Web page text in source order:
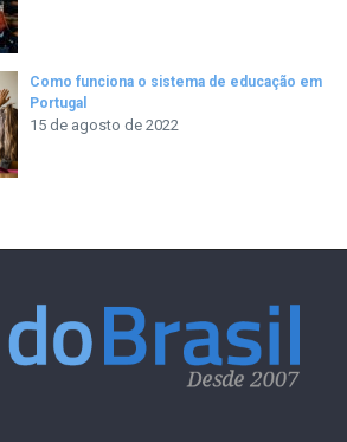
Como funciona o sistema de educação em
Portugal
15 de agosto de 2022